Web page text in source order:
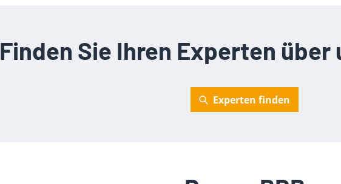
Finden Sie Ihren Experten über
Experten finden